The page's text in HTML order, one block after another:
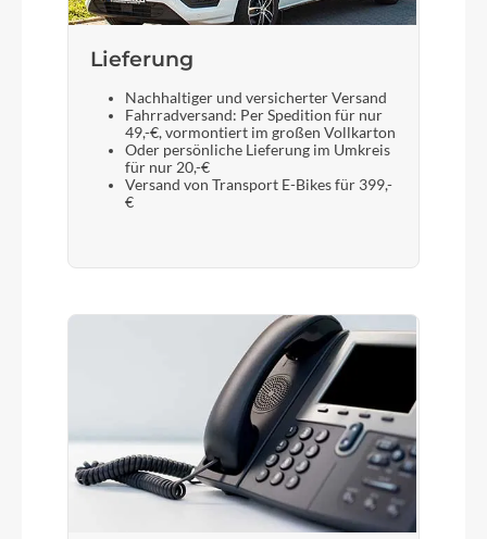
Lieferung
Nachhaltiger und versicherter Versand
Fahrradversand: Per Spedition für nur
49,-€, vormontiert im großen Vollkarton
Oder persönliche Lieferung im Umkreis
für nur 20,-€
Versand von Transport E-Bikes für 399,-
€